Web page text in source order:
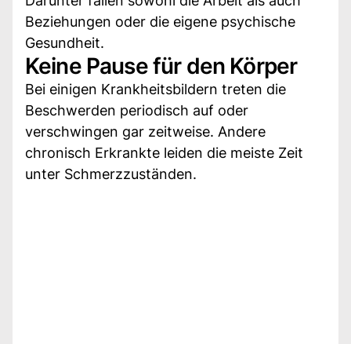
Beziehungen oder die eigene psychische
Gesundheit.
Keine Pause für den Körper
Bei einigen Krankheitsbildern treten die
Beschwerden periodisch auf oder
verschwingen gar zeitweise. Andere
chronisch Erkrankte leiden die meiste Zeit
unter Schmerzzuständen.